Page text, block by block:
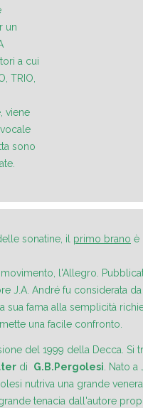
un
a cui
TRIO,
viene
sono
sonatine, il primo brano è
l'Allegro.
J.A. André fu considerata
sua fama alla semplicità
una facile confronto.
del 1999 della Decca. Si
di G.B.Pergolesi. Nato a
nutriva una grande
tenacia dall'autore